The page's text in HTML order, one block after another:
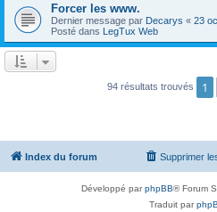
Forcer les www.
Dernier message par Decarys « 23
Posté dans LegTux Web
94 résultats trouvés 1
Index du forum Supprimer
Développé parphpBB® Forum
Traduit par